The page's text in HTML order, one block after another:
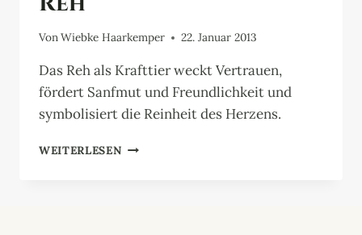
VonWiebke Haarkemper 22. Januar 2013
Das Reh als Krafttier weckt Vertrauen,
fördert Sanfmut und Freundlichkeit und
symbolisiert die Reinheit des Herzens.
WEITERLESEN REH